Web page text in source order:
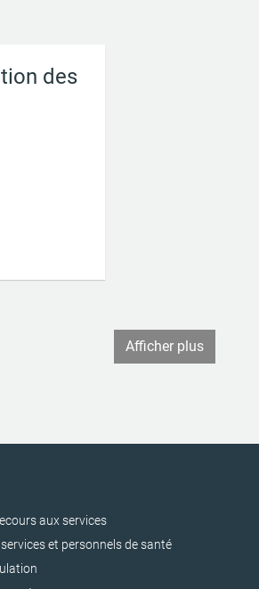
des
Afficher plus
aux services
et personnels de santé